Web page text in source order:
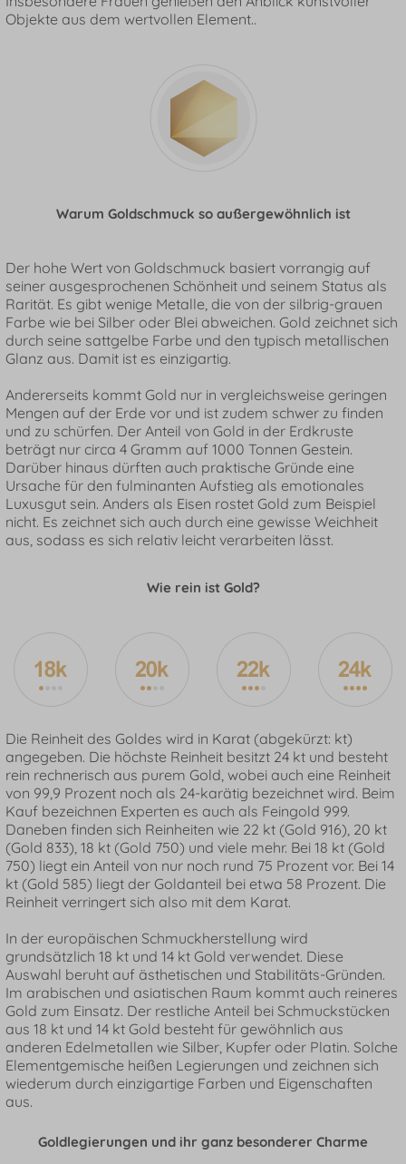
Objekte aus dem wertvollen Element..
Warum Goldschmuck so außergewöhnlich ist
Der hohe Wert von Goldschmuck basiert vorrangig auf
seiner ausgesprochenen Schönheit und seinem Status als
Rarität. Es gibt wenige Metalle, die von der silbrig-grauen
Farbe wie bei Silber oder Blei abweichen. Gold zeichnet sich
durch seine sattgelbe Farbe und den typisch metallischen
Glanz aus. Damit ist es einzigartig.
Andererseits kommt Gold nur in vergleichsweise geringen
Mengen auf der Erde vor und ist zudem schwer zu finden
und zu schürfen. Der Anteil von Gold in der Erdkruste
beträgt nur circa 4 Gramm auf 1000 Tonnen Gestein.
Darüber hinaus dürften auch praktische Gründe eine
Ursache für den fulminanten Aufstieg als emotionales
Luxusgut sein. Anders als Eisen rostet Gold zum Beispiel
nicht. Es zeichnet sich auch durch eine gewisse Weichheit
aus, sodass es sich relativ leicht verarbeiten lässt.
Wie rein ist Gold?
Die Reinheit des Goldes wird in Karat (abgekürzt: kt)
angegeben. Die höchste Reinheit besitzt 24 kt und besteht
rein rechnerisch aus purem Gold, wobei auch eine Reinheit
von 99,9 Prozent noch als 24-karätig bezeichnet wird. Beim
Kauf bezeichnen Experten es auch als Feingold 999.
Daneben finden sich Reinheiten wie 22 kt (Gold 916), 20 kt
(Gold 833), 18 kt (Gold 750) und viele mehr. Bei 18 kt (Gold
750) liegt ein Anteil von nur noch rund 75 Prozent vor. Bei 14
kt (Gold 585) liegt der Goldanteil bei etwa 58 Prozent. Die
Reinheit verringert sich also mit dem Karat.
In der europäischen Schmuckherstellung wird
grundsätzlich 18 kt und 14 kt Gold verwendet. Diese
Auswahl beruht auf ästhetischen und Stabilitäts-Gründen.
Im arabischen und asiatischen Raum kommt auch reineres
Gold zum Einsatz. Der restliche Anteil bei Schmuckstücken
aus 18 kt und 14 kt Gold besteht für gewöhnlich aus
anderen Edelmetallen wie Silber, Kupfer oder Platin. Solche
Elementgemische heißen Legierungen und zeichnen sich
wiederum durch einzigartige Farben und Eigenschaften
aus.
Goldlegierungen und ihr ganz besonderer Charme